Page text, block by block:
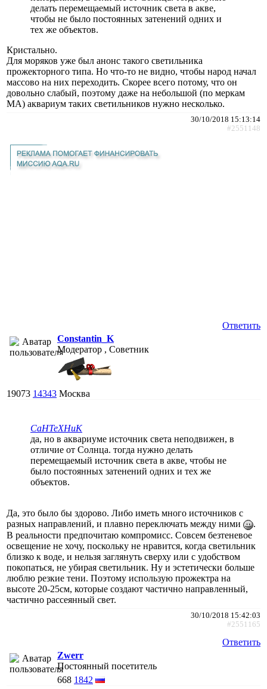
делать перемещаемый источник света в акве,
чтобы не было постоянных затенений одних и
тех же объектов.
Кристально.
Для моряков уже был анонс такого светильника
прожекторного типа. Но что-то не видно, чтобы народ начал
массово на них переходить. Скорее всего потому, что он
довольно слабый, поэтому даже на небольшой (по меркам
МА) аквариум таких светильников нужно несколько.
30/10/2018 15:13:14
#2551148
Ответить
Constantin_K
Модератор , Советник
19073 14343 Москва
CaHTeXHuK
да, но в аквариуме источник света неподвижен, в
отличие от Солнца. тогда нужно делать
перемещаемый источник света в акве, чтобы не
было постоянных затенений одних и тех же
объектов.
Да, это было бы здорово. Либо иметь много источников с
разных направлений, и плавно переключать между ними
.
В реальности предпочитаю компромисс. Совсем безтеневое
освещение не хочу, поскольку не нравится, когда светильник
близко к воде, и нельзя заглянуть сверху или с удобством
покопаться, не убирая светильник. Ну и эстетически больше
люблю резкие тени. Поэтому использую прожектра на
высоте 20-25см, которые создают частично направленный,
частично рассеянный свет.
30/10/2018 15:42:03
#2551165
Ответить
Zwerr
Постоянный посетитель
668 1842